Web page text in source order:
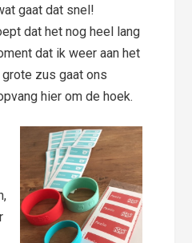
gaat dat snel!
dat het nog heel lang
dat ik weer aan het
zus gaat ons
hier om de hoek.